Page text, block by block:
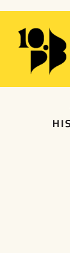
Přeskočit
obsah